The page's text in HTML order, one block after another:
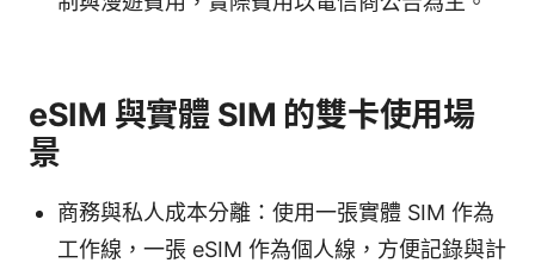
eSIM 與實體 SIM 的雙卡使用場
景
商務與私人成本分離：使用一張實體 SIM 作為
工作線，一張 eSIM 作為個人線，方便記錄與計